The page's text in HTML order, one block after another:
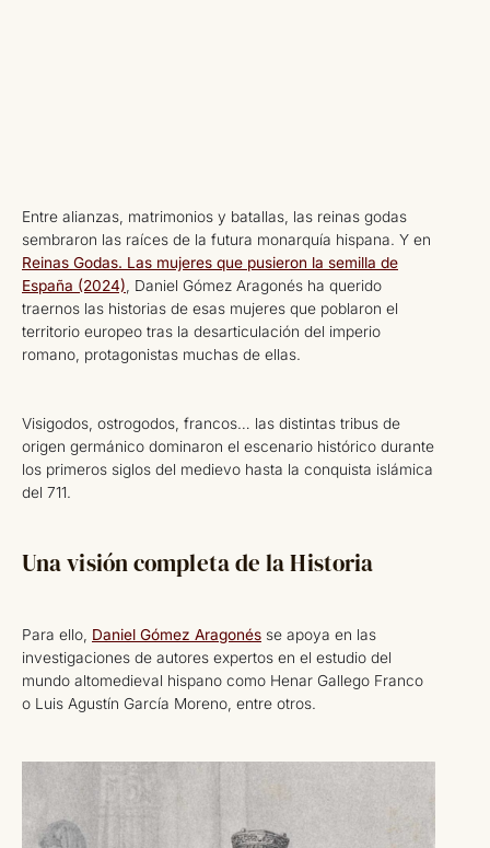
Entre alianzas, matrimonios y batallas, las reinas godas
sembraron las raíces de la futura monarquía hispana. Y en
Reinas Godas. Las mujeres que pusieron la semilla de
España (2024) , Daniel Gómez Aragonés ha querido
traernos las historias de esas mujeres que poblaron el
territorio europeo tras la desarticulación del imperio
romano, protagonistas muchas de ellas.
Visigodos, ostrogodos, francos… las distintas tribus de
origen germánico dominaron el escenario histórico durante
los primeros siglos del medievo hasta la conquista islámica
del 711.
Una visión completa de la Historia
Para ello, Daniel Gómez Aragonés se apoya en las
investigaciones de autores expertos en el estudio del
mundo altomedieval hispano como Henar Gallego Franco
o Luis Agustín García Moreno, entre otros.